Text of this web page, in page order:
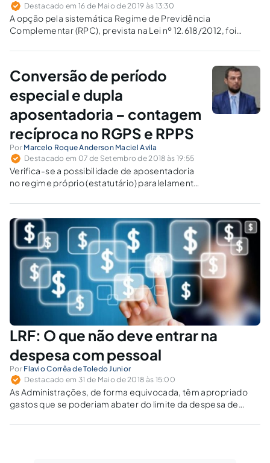
Destacado em 16 de Maio de 2019 às 13:30
A opção pela sistemática Regime de Previdência
Complementar (RPC), prevista na Lei nº 12.618/2012, foi
faculdade.
Conversão de período
especial e dupla
aposentadoria – contagem
recíproca no RGPS e RPPS
Por Marcelo Roque Anderson Maciel Avila
Destacado em 07 de Setembro de 2018 às 19:55
Verifica-se a possibilidade de aposentadoria
no regime próprio (estatutário) paralelamente
geral (INSS), a partir de caso de servidor
público ex-celetista, que fora transposto para
o regime estatutário e continuou a verter
contribuições para o RGPS.
LRF: O que não deve entrar na
despesa com pessoal
Por Flavio Corrêa de Toledo Junior
Destacado em 31 de Maio de 2018 às 15:00
As Administrações, de forma equivocada, têm apropriado
gastos que se poderiam abater do limite da despesa de
remuneratórios, o que contraria o art. 18 da Lei de